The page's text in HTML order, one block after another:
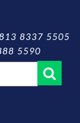
8337 5505
5590